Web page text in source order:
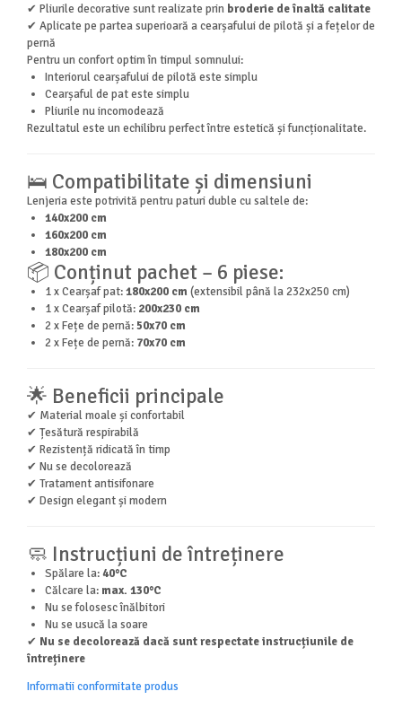
✔ Pliurile decorative sunt realizate prin broderie de înaltă calitate
✔ Aplicate pe partea superioară a cearșafului de pilotă și a fețelor de
pernă
Pentru un confort optim în timpul somnului:
Interiorul cearșafului de pilotă este simplu
Cearșaful de pat este simplu
Pliurile nu incomodează
Rezultatul este un echilibru perfect între estetică și funcționalitate.
🛌 Compatibilitate și dimensiuni
Lenjeria este potrivită pentru paturi duble cu saltele de:
140x200 cm
160x200 cm
180x200 cm
📦 Conținut pachet – 6 piese:
1 x Cearșaf pat:180x200 cm(extensibil până la 232x250 cm)
1 x Cearșaf pilotă: 200x230 cm
2 x Fețe de pernă:50x70 cm
2 x Fețe de pernă: 70x70 cm
🌟 Beneficii principale
✔ Material moale și confortabil
✔ Țesătură respirabilă
✔ Rezistență ridicată în timp
✔ Nu se decolorează
✔ Tratament antisifonare
✔ Design elegant și modern
🧼 Instrucțiuni de întreținere
Spălare la:40°C
Călcare la: max. 130°C
Nu se folosesc înălbitori
Nu se usucă la soare
✔ Nu se decolorează dacă sunt respectate instrucțiunile de
întreținere
Informatii conformitate produs